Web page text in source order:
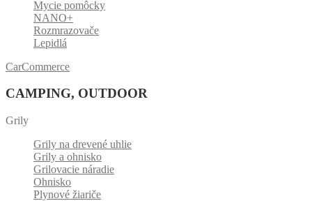
Mycie pomôcky
NANO+
Rozmrazovače
Lepidlá
CarCommerce
CAMPING, OUTDOOR
Grily
Grily na drevené uhlie
Grily a ohnisko
Grilovacie náradie
Ohnisko
Plynové žiariče